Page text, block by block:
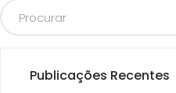
Publicações Recentes